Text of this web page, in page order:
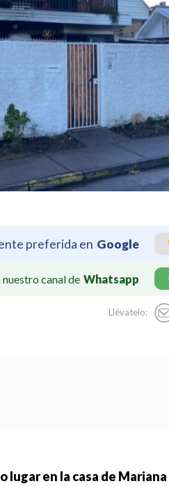
preferida en Google
canal de Whatsapp
Llévatelo:
lugar en la casa de Mariana